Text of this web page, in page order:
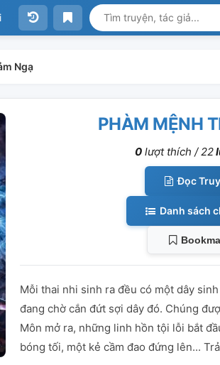
Ngạ
PHÀM MỆNH
0 lượt thích /22
Đọc
Danh sách
Mỗi thai nhi sinh ra đều có một dây
đang chờ cắn đứt sợi dây đó. Chúng
Môn mở ra, những linh hồn tội lỗi bắt
bóng tối, một kẻ cầm đao đứng lên...